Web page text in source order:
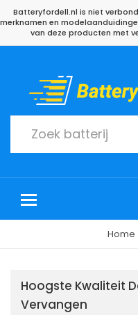
Batteryfordell.nl is niet
merknamen en
van deze producten met
Home
Hoogste Kwaliteit
Vervangen